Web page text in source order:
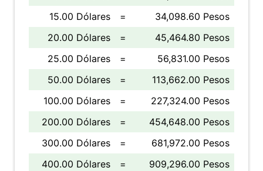
15.00 Dólares
=
34,098.60 Pesos
20.00 Dólares
=
45,464.80 Pesos
25.00 Dólares
=
56,831.00 Pesos
50.00 Dólares
=
113,662.00 Pesos
100.00 Dólares
=
227,324.00 Pesos
200.00 Dólares
=
454,648.00 Pesos
300.00 Dólares
=
681,972.00 Pesos
400.00 Dólares
=
909,296.00 Pesos